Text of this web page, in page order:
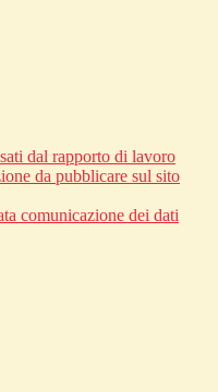
dal rapporto di lavoro
da pubblicare sul sito
comunicazione dei dati